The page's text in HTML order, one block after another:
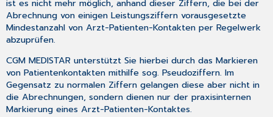
ist es nicht mehr möglich, anhand dieser Ziffern, die bei der
Abrechnung von einigen Leistungsziffern vorausgesetzte
Mindestanzahl von Arzt-Patienten-Kontakten per Regelwerk
abzuprüfen.
CGM MEDISTAR unterstützt Sie hierbei durch das Markieren
von Patientenkontakten mithilfe sog. Pseudoziffern. Im
Gegensatz zu normalen Ziffern gelangen diese aber nicht in
die Abrechnungen, sondern dienen nur der praxisinternen
Markierung eines Arzt-Patienten-Kontaktes.